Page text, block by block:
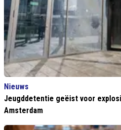
Nieuws
Jeugddetentie geëist voor
Amsterdam